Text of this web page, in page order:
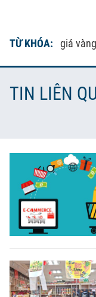
TỪ KHÓA: giá vàng
TIN LIÊN